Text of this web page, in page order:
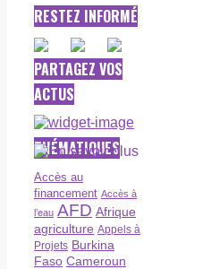
RESTEZ INFORMÉ
PARTAGEZ VOS
ACTUS
THÉMATIQUES
Accès au
financement Accès à
l’eau AFD Afrique
agriculture Appels à
Projets Burkina
Faso Cameroun